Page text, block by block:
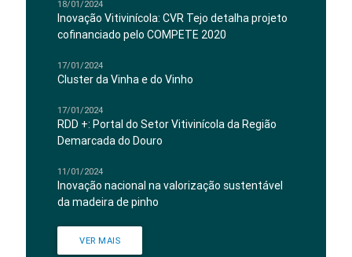
18/01/2024
Inovação Vitivinícola: CVR Tejo detalha projeto
cofinanciado pelo COMPETE 2020
17/01/2024
Cluster da Vinha e do Vinho
17/01/2024
RDD +: Portal do Setor Vitivinícola da Região
Demarcada do Douro
11/01/2024
Inovação nacional na valorização sustentável
da madeira de pinho
VER MAIS